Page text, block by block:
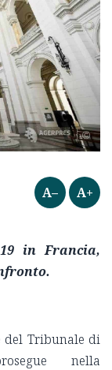
A– A+
in Francia,
del Tribunale di
nella